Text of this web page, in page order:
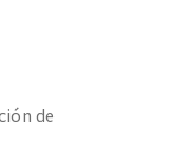
de